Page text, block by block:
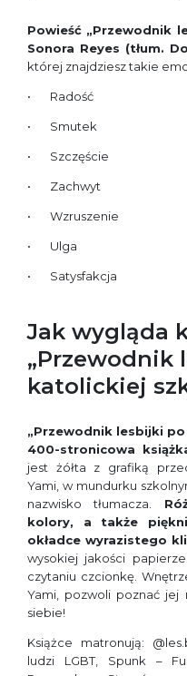
Powieść „Przewodnik
Sonora Reyes (tłum.
której znajdziesz takie
Radość
Smutek
Szczęście
Zachwyt
Wzruszenie
Ulga
Satysfakcja
Jak wygląda
„Przewodnik
katolickiej
„Przewodnik lesbijki
400-stronicowa
jest żółta z grafiką
Yami, w mundurku
nazwisko tłumacza.
kolory, a także
okładce wyrazistego
wysokiej jakości
czytaniu czcionkę.
Yami, pozwoli poznać jej
siebie!
Książce matronują:
ludzi LGBT, Spunk –